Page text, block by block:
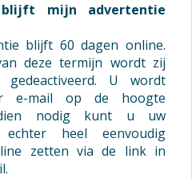
mijn advertentie
blijft 60 dagen online.
deze termijn wordt zij
gedeactiveerd. U wordt
e-mail op de hoogte
nodig kunt u uw
echter heel eenvoudig
zetten via de link in